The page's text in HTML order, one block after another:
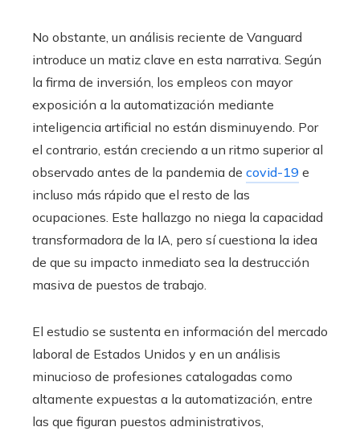
No obstante, un análisis reciente de Vanguard
introduce un matiz clave en esta narrativa. Según
la firma de inversión, los empleos con mayor
exposición a la automatización mediante
inteligencia artificial no están disminuyendo. Por
el contrario, están creciendo a un ritmo superior al
observado antes de la pandemia de covid-19 e
incluso más rápido que el resto de las
ocupaciones. Este hallazgo no niega la capacidad
transformadora de la IA, pero sí cuestiona la idea
de que su impacto inmediato sea la destrucción
masiva de puestos de trabajo.
El estudio se sustenta en información del mercado
laboral de Estados Unidos y en un análisis
minucioso de profesiones catalogadas como
altamente expuestas a la automatización, entre
las que figuran puestos administrativos,